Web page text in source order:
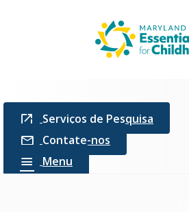
Serviços de Pesquisa
Contate-nos
Menu